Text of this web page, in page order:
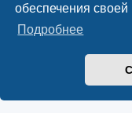
обеспечения своей
Подробнее